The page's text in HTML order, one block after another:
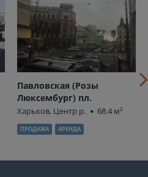
Павловская (Розы
Люксембург) пл.
Харьков, Центр р. 68.4 м²
ПРОДАЖА АРЕНДА